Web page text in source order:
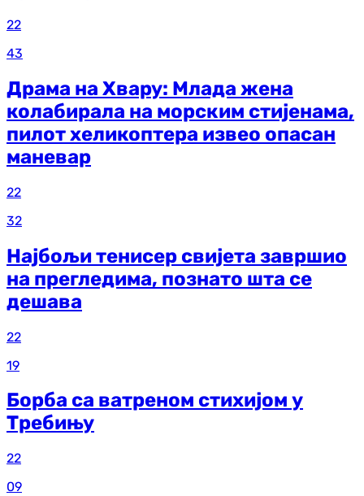
22
43
Драма на Хвару: Млада жена
колабирала на морским стијенама,
пилот хеликоптера извео опасан
маневар
22
32
Најбољи тенисер свијета завршио
на прегледима, познато шта се
дешава
22
19
Борба са ватреном стихијом у
Требињу
22
09